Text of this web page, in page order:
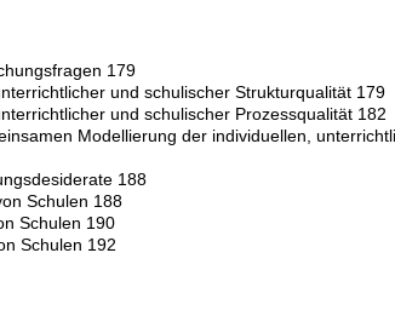
179
und schulischer Strukturqualität 179
und schulischer Prozessqualität 182
Modellierung der individuellen,
188
Schulen 188
Schulen 190
Schulen 192